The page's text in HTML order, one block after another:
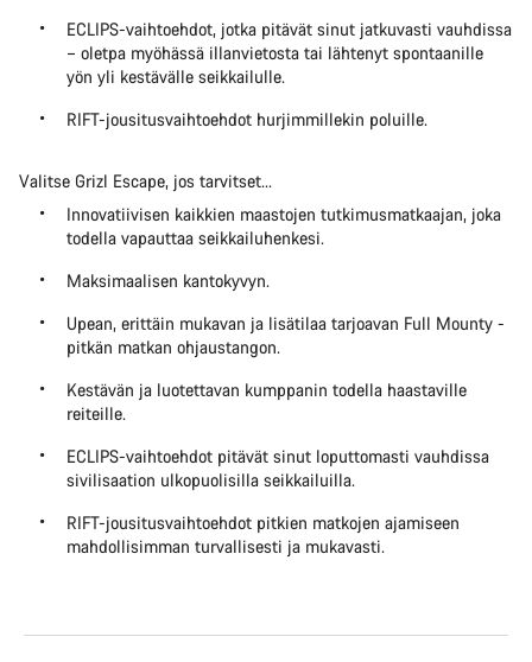
ECLIPS-vaihtoehdot, jotka pitävät sinut jatkuvasti vauhdissa
– oletpa myöhässä illanvietosta tai lähtenyt spontaanille
yön yli kestävälle seikkailulle.
RIFT-jousitusvaihtoehdot hurjimmillekin poluille.
Valitse Grizl Escape, jos tarvitset...
Innovatiivisen kaikkien maastojen tutkimusmatkaajan, joka
todella vapauttaa seikkailuhenkesi.
Maksimaalisen kantokyvyn.
Upean, erittäin mukavan ja lisätilaa tarjoavan Full Mounty -
pitkän matkan ohjaustangon.
Kestävän ja luotettavan kumppanin todella haastaville
reiteille.
ECLIPS-vaihtoehdot pitävät sinut loputtomasti vauhdissa
sivilisaation ulkopuolisilla seikkailuilla.
RIFT-jousitusvaihtoehdot pitkien matkojen ajamiseen
mahdollisimman turvallisesti ja mukavasti.